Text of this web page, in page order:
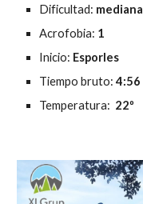
Dificultad: mediana
Acrofobia: 1
Inicio: Esporles
Tiempo bruto: 4:56
Temperatura: 22º